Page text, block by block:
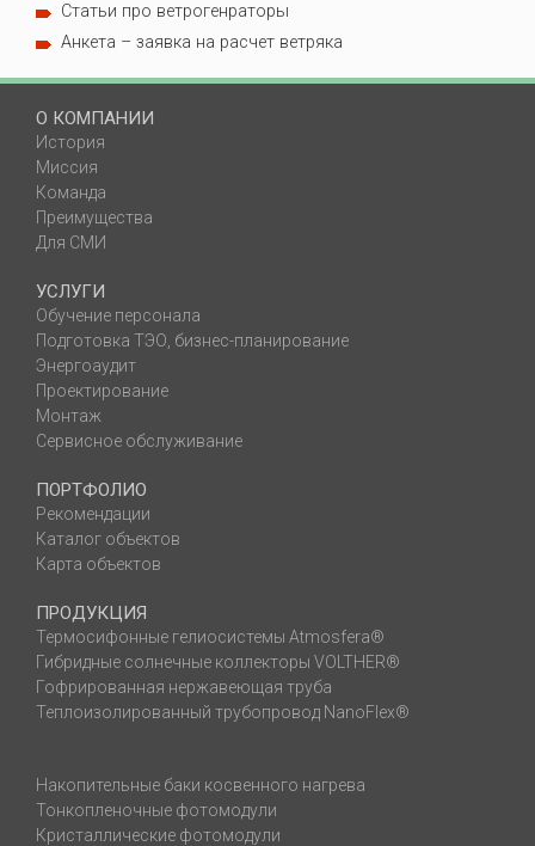
Статьи про ветрогенраторы
Анкета – заявка на расчет ветряка
О КОМПАНИИ
История
Миссия
Команда
Преимущества
Для СМИ
УСЛУГИ
Обучение персонала
Подготовка ТЭО, бизнес-планирование
Энергоаудит
Проектирование
Монтаж
Сервисное обслуживание
ПОРТФОЛИО
Рекомендации
Каталог объектов
Карта объектов
ПРОДУКЦИЯ
Термосифонные гелиосистемы Atmosfera®
Гибридные солнечные коллекторы VOLTHER®
Гофрированная нержавеющая труба
Теплоизолированный трубопровод NanoFlex®
Накопительные баки косвенного нагрева
Тонкопленочные фотомодули
Кристаллические фотомодули